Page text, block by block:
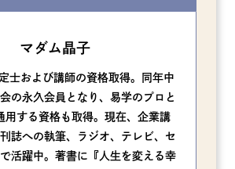
マダム晶子
士および講師の資格取得。同年中
の永久会員となり、易学のプロと
用する資格も取得。現在、企業講
誌への執筆、ラジオ、テレビ、セ
活躍中。著書に『人生を変える幸